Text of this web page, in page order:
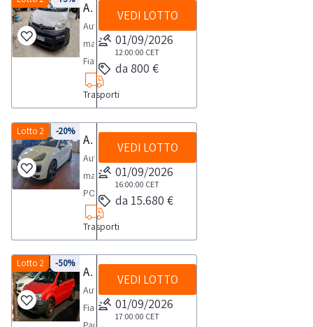
Automobile Fiat Panda
Automobile
marca
Fiat,
modello
Panda
targa
ES735TV,
-
anno
2013,
-
55,00
,-
cc1248,-
alimentazione
gasolio,-
Trasporti
VEDI LOTTO
01/09/2026
12:00:00 CET
da 800 €
-20%
Lotto 2
Autovettura Porsche
Autovettura
marca
PORSCHE
modello
4.134,
-
targata
FA364PP,
Trasporti
VEDI LOTTO
01/09/2026
16:00:00 CET
da 15.680 €
-50%
Lotto 2
Autovettura Fiat Panda
Autovettura
Fiat
VEDI LOTTO
01/09/2026
17:00:00 CET